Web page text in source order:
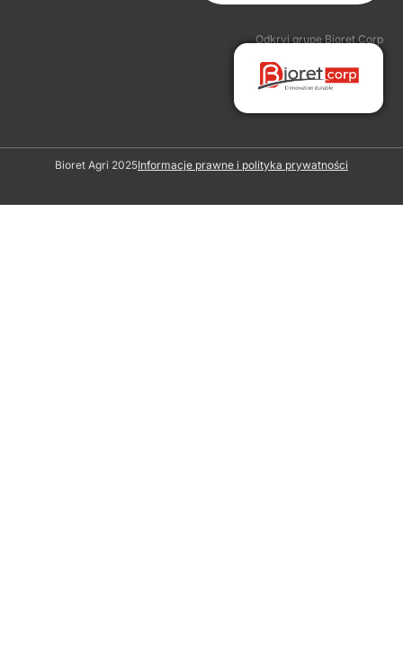
Odkryj grupę Bioret Corp
Bioret Agri 2025Informacje prawne i polityka prywatności